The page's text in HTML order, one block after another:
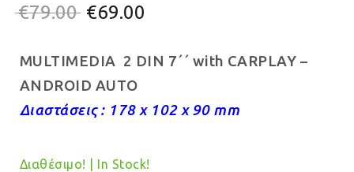
€79.00 Original
was:
€79.00.
€69.00
τιμή
€69.00.
MULTIMEDIA 2 DIN 7΄΄ with CARPLAY –
ANDROID AUTO
Διαστάσεις : 178 x 102 x 90 mm
Διαθέσιμο! | In Stock!